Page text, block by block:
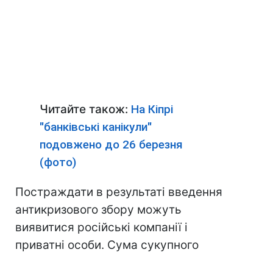
Читайте також: На Кіпрі
"банківські канікули"
подовжено до 26 березня
(фото)
Постраждати в результаті введення
антикризового збору можуть
виявитися російські компанії і
приватні особи. Сума сукупного